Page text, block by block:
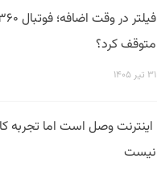
متوقف کرد؟
۳۱ تیر ۱۴۰۵
اینترنت وصل است اما تجربه
نیست